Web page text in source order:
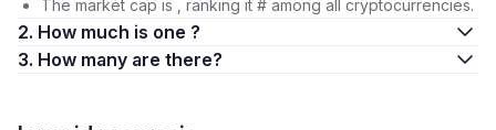
The market cap is , ranking it # among all cryptocurrencies.
2. How much is one ?
3. How many are there?